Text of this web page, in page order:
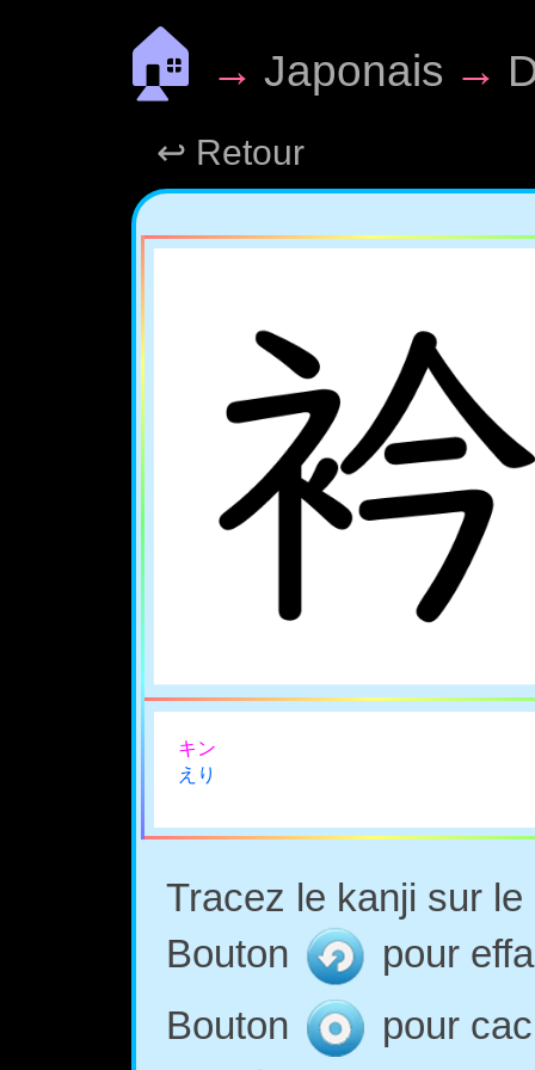
🏠 → Japonais →
↩ Retour
キン
えり
Tracez le kanji sur
Bouton
pour
Bouton
pour